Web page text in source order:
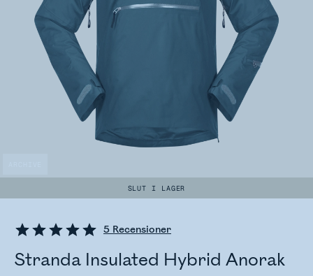
SLUT I LAGER
5 Recensioner
Stranda Insulated Hybrid Anorak